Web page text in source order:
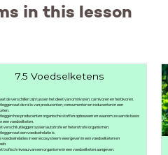
in this lesson
7.5 Voedselketens
de verschillen zijn tussen het dieet van omnivoren, carnivoren en herbivoren.
wat de rol is van producenten, consumenten en reducenten in een
hoe producenten organische stoffen opbouwen en waarom ze aan de basis
een voedselketen.
verschil uitleggen tussen autotrofe en heterotrofe organismen.
wat een voedselrelatie is.
voedselrelaties in een ecosysteem weergeven in een voedselketen en
trofisch niveau van een organisme in een voedselketen aangeven.